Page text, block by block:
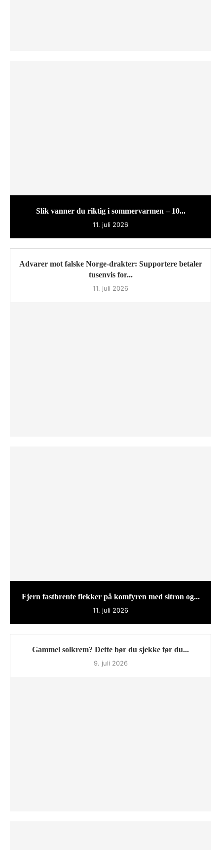
Slik vanner du riktig i sommervarmen – 10...
11. juli 2026
Advarer mot falske Norge-drakter: Supportere betaler
tusenvis for...
11. juli 2026
Fjern fastbrente flekker på komfyren med sitron og...
11. juli 2026
Gammel solkrem? Dette bør du sjekke før du...
9. juli 2026